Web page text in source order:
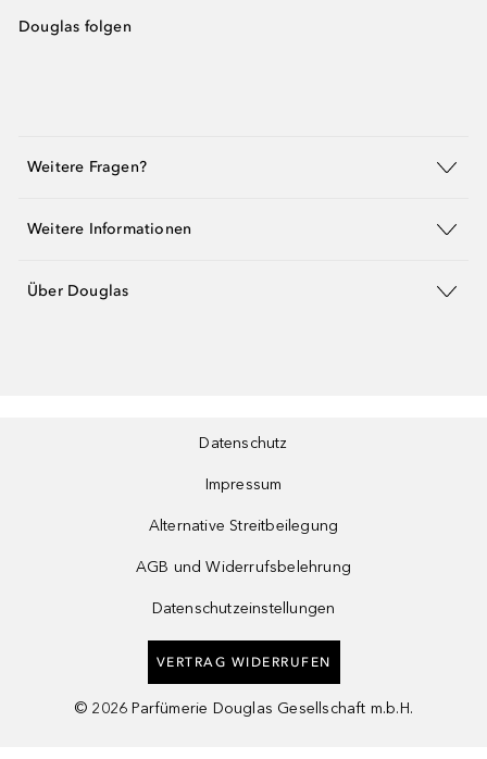
Douglas folgen
Weitere Fragen?
Weitere Informationen
Über Douglas
Datenschutz
Impressum
Alternative Streitbeilegung
AGB und Widerrufsbelehrung
Datenschutzeinstellungen
VERTRAG WIDERRUFEN
© 2026 Parfümerie Douglas Gesellschaft m.b.H.